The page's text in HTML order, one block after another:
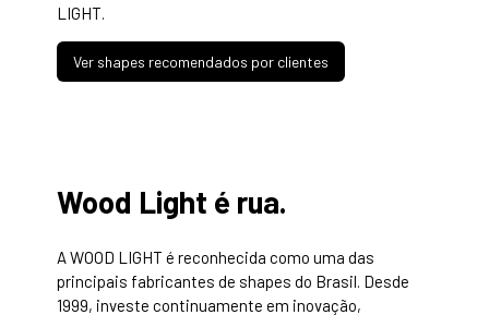
LIGHT.
Ver shapes recomendados por clientes
Wood Light é rua.
A WOOD LIGHT é reconhecida como uma das
principais fabricantes de shapes do Brasil. Desde
1999, investe continuamente em inovação,